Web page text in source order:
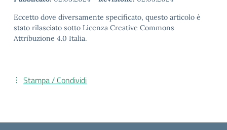
Eccetto dove diversamente specificato, questo articolo è
stato rilasciato sotto Licenza Creative Commons
Attribuzione 4.0 Italia.
Stampa / Condividi